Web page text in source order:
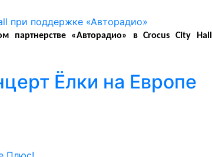
«Авторадио» в Crocus City Hall
Ёлки на Европе